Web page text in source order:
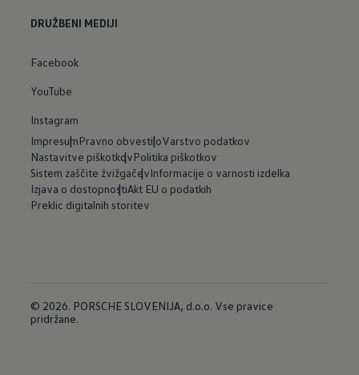
DRUŽBENI MEDIJI
Facebook
YouTube
Instagram
ImpresumPravno obvestiloVarstvo podatkov
Nastavitve piškotkovPolitika piškotkov
Sistem zaščite žvižgačevInformacije o varnosti izdelka
Izjava o dostopnostiAkt EU o podatkih
Preklic digitalnih storitev
© 2026. PORSCHE SLOVENIJA, d.o.o. Vse pravice
pridržane.